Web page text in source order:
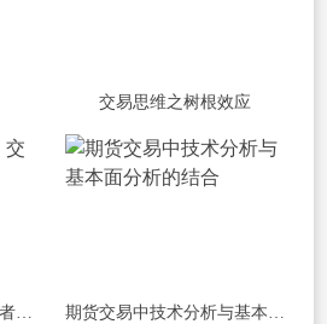
交易思维之树根效应
期货法律法规解读：交易者必须了解的法 期货交易中技术分析与基本面分析的结合